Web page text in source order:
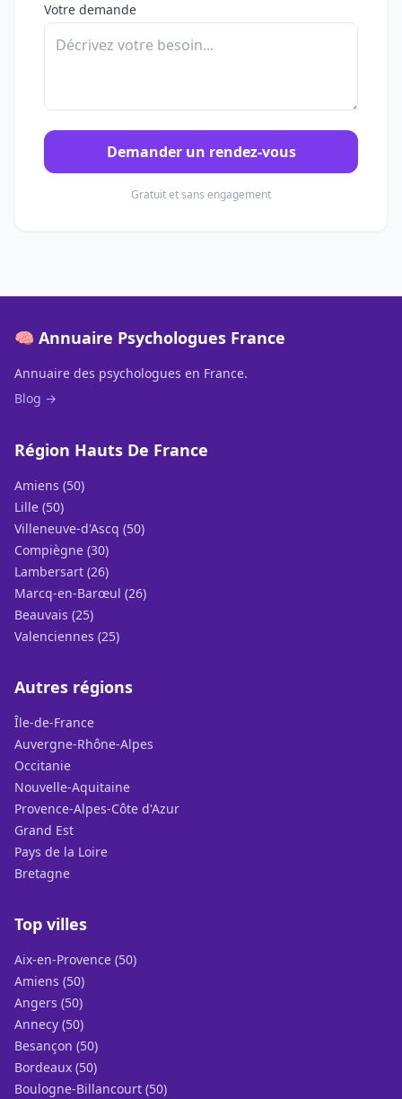
Votre demande
Demander un rendez-vous
Gratuit et sans engagement
🧠 Annuaire Psychologues France
Annuaire des psychologues en France.
Blog →
Région Hauts De France
Amiens (50)
Lille (50)
Villeneuve-d'Ascq (50)
Compiègne (30)
Lambersart (26)
Marcq-en-Barœul (26)
Beauvais (25)
Valenciennes (25)
Autres régions
Île-de-France
Auvergne-Rhône-Alpes
Occitanie
Nouvelle-Aquitaine
Provence-Alpes-Côte d'Azur
Grand Est
Pays de la Loire
Bretagne
Top villes
Aix-en-Provence (50)
Amiens (50)
Angers (50)
Annecy (50)
Besançon (50)
Bordeaux (50)
Boulogne-Billancourt (50)